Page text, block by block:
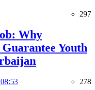
297
Why
Youth
278